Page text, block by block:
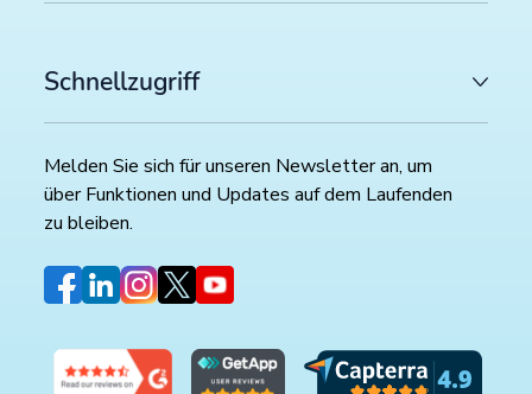
Schnellzugriff
Melden Sie sich für unseren Newsletter an, um
über Funktionen und Updates auf dem Laufenden
zu bleiben.